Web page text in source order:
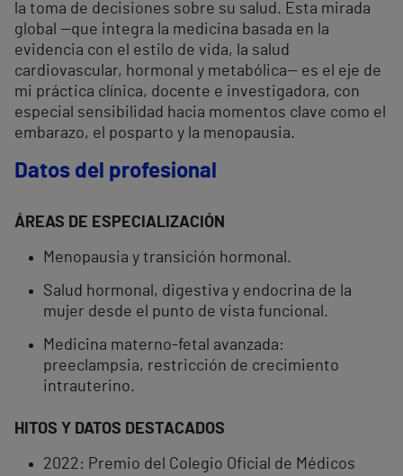
la toma de decisiones sobre su salud. Esta mirada
global —que integra la medicina basada en la
evidencia con el estilo de vida, la salud
cardiovascular, hormonal y metabólica— es el eje de
mi práctica clínica, docente e investigadora, con
especial sensibilidad hacia momentos clave como el
embarazo, el posparto y la menopausia.
Datos del profesional
ÁREAS DE ESPECIALIZACIÓN
Menopausia y transición hormonal.
Salud hormonal, digestiva y endocrina de la
mujer desde el punto de vista funcional.
Medicina materno-fetal avanzada:
preeclampsia, restricción de crecimiento
intrauterino.
HITOS Y DATOS DESTACADOS
2022: Premio del Colegio Oficial de Médicos